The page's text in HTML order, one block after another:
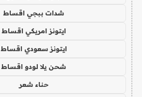
شدات ببجي اقساط
ايتونز امريكي اقساط
ايتونز سعودي اقساط
شحن يلا لودو اقساط
حناء شعر